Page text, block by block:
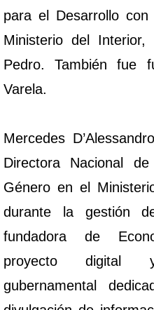
para el Desarrollo con
Ministerio del Interior,
Pedro. También fue
Varela.
Mercedes
Directora Nacional
Género en el
durante la gestión
fundadora de
proyecto digital
gubernamental